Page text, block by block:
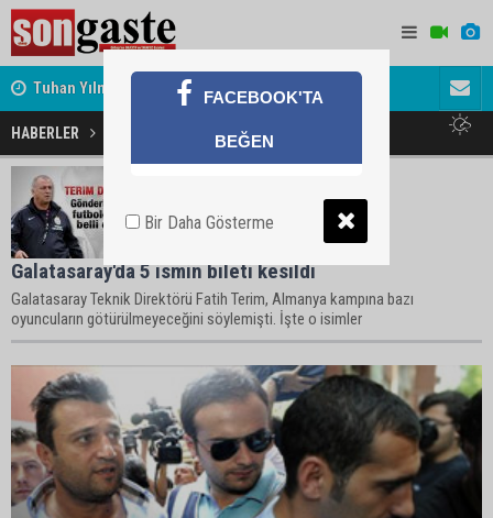
Tuhan Yılmaz'ın mutlu günü Dulkadir
HABERLER
Galatasaray'da 5 ismin bileti kesildi
Galatasaray Teknik Direktörü Fatih Terim, Almanya kampına bazı
oyuncuların götürülmeyeceğini söylemişti. İşte o isimler
FACEBOOK'TA
BEĞEN
Bir Daha Gösterme